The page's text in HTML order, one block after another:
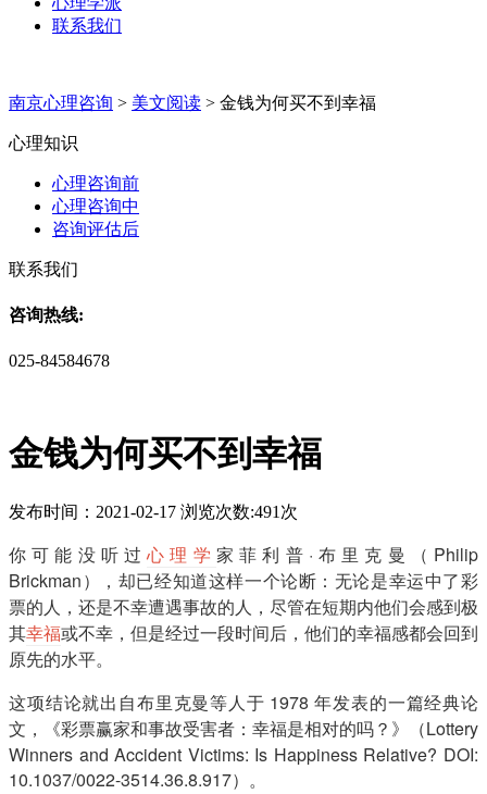
联系我们
南京心理咨询 > 美文阅读 > 金钱为何买不到幸福
心理知识
心理咨询前
心理咨询中
咨询评估后
联系我们
咨询热线:
025-84584678
金钱为何买不到幸福
发布时间：2021-02-17 浏览次数:491次
你可能没听过心理学 家菲利普·布里克曼（Philip
Brickman），却已经知道这样一个论断：无论是幸运中了彩
票的人，还是不幸遭遇事故的人，尽管在短期内他们会感到极
其幸福或不幸，但是经过一段时间后，他们的幸福感都会回到
原先的水平。
这项结论就出自布里克曼等人于 1978 年发表的一篇经典论
文，《彩票赢家和事故受害者：幸福是相对的吗？》（Lottery
Winners and Accident Victims: Is Happiness Relative? DOI:
10.1037/0022-3514.36.8.917）。